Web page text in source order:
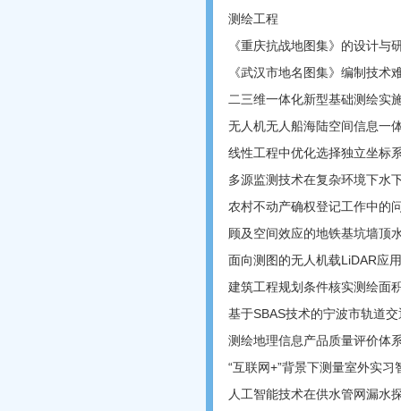
测绘工程
《重庆抗战地图集》的设计与
《武汉市地名图集》编制技
二三维一体化新型基础测绘实
无人机无人船海陆空间信息一
线性工程中优化选择独立坐标
多源监测技术在复杂环境下
农村不动产确权登记工作中的
顾及空间效应的地铁基坑墙顶
面向测图的无人机载LiDAR应
建筑工程规划条件核实测绘面
基于SBAS技术的宁波市轨道
测绘地理信息产品质量评价体
“互联网+”背景下测量室外实
人工智能技术在供水管网漏水